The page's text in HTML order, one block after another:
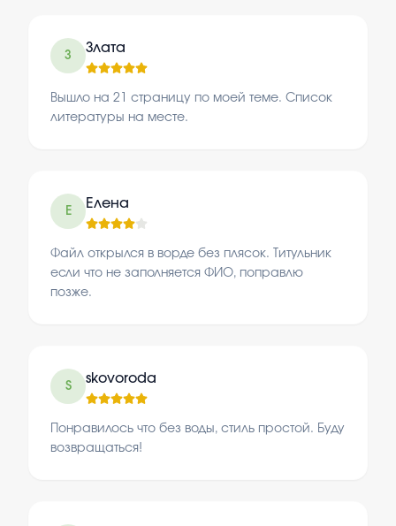
З
Злата
Вышло на 21 страницу по моей теме. Список
литературы на месте.
Е
Елена
Файл открылся в ворде без плясок. Титульник
если что не заполняется ФИО, поправлю
позже.
S
skovoroda
Понравилось что без воды, стиль простой. Буду
возвращаться!